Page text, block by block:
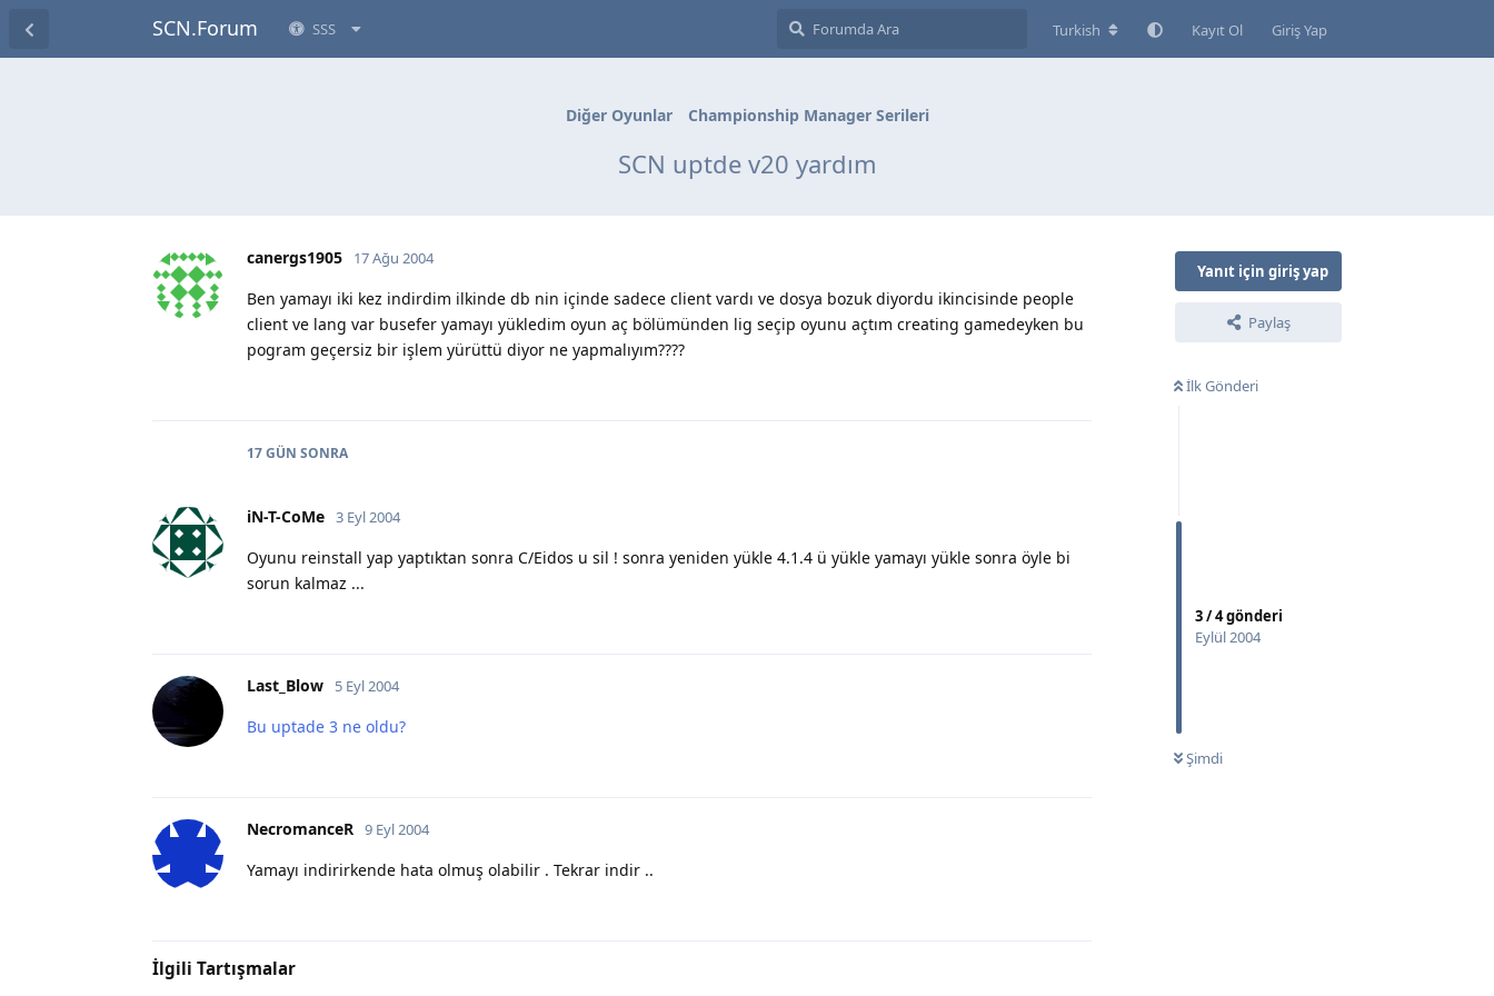
SCN.Forum SSS Turkish Kayıt Ol Giriş Yap
Diğer Oyunlar Championship Manager Serileri
SCN uptde v20 yardım
Yanıt için giriş yap
Paylaş
İlk Gönderi
3/4gönderi
Eylül 2004
Şimdi
canergs1905 17 Ağu 2004
Ben yamayı iki kez indirdim ilkinde db nin içinde sadece client vardı ve dosya bozuk diyordu ikincisinde people
client ve lang var busefer yamayı yükledim oyun aç bölümünden lig seçip oyunu açtım creating gamedeyken bu
pogram geçersiz bir işlem yürüttü diyor ne yapmalıyım????
17 GÜN SONRA
iN-T-CoMe 3 Eyl 2004
Oyunu reinstall yap yaptıktan sonra C/Eidos u sil ! sonra yeniden yükle 4.1.4 ü yükle yamayı yükle sonra öyle bi
sorun kalmaz ...
Last_Blow 5 Eyl 2004
Bu uptade 3 ne oldu?
NecromanceR 9 Eyl 2004
Yamayı indirirkende hata olmuş olabilir . Tekrar indir ..
İlgili Tartışmalar